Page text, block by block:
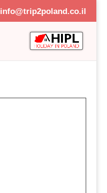
info@trip2poland.co.il